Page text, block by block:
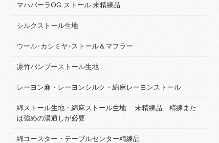
マハバーラOG ストール 未精練品
シルクストール生地
ウール･カシミヤ･ストール＆マフラー
凛竹バンブーストール生地
レーヨン麻・レーヨンシルク・綿麻レーヨンストール
綿ストール生地・綿麻ストール生地 未精練品 精練また
は強めの湯通しが必要
綿コースター・テーブルセンター精練品